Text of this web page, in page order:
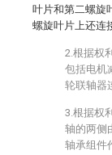
叶片和第二螺旋
螺旋叶片上还连
2.根据权
包括电机
轮联轴器
3.根据权
轴的两侧
轴承组件